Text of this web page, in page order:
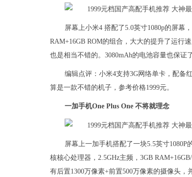
屏幕上小米4 搭配了5.0英寸1080p的屏幕
RAM+16GB ROM的组合，大大的提升了运行
也是相当不错的。3080mAh的电池容量也保证
编辑点评：小米4支持3G网络单卡，配备
算是一款不错的机子，参考价格1999元。
一加手机One Plus One 不将就理念
屏幕上一加手机搭配了一块5.5英寸1080P
核核心处理器，2.5GHz主频，3GB
有后置1300万像素+前置500万像素的摄像头